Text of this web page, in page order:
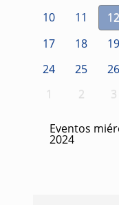
10
11 12
17
18 19
24
25 26
1
2 3
Eventos
2024